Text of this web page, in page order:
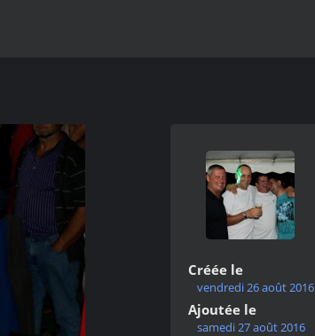
Créée le
vendredi 26 août 2016
Ajoutée le
samedi 27 août 2016